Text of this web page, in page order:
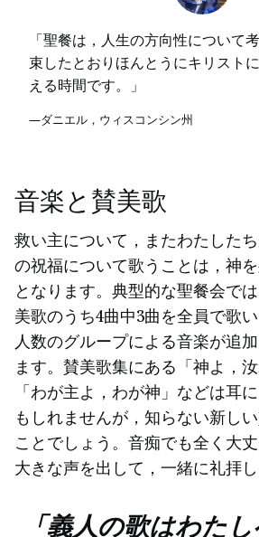
「聖餐は，人生の方向性について
束したとおりほんとうにキリスト
える時間です。」
—ダニエル，ウィスコンシン州
音楽と賛美歌
救い主について，またわたした
の祝福について歌うことは，神
となります。典型的な聖餐会で
美歌のうち4曲中3曲を全員で歌
人数のグループによる音楽が追
ます。賛美歌集にある「神よ，
「わが主よ，わが神」などは耳
もしれませんが，知らない新し
ことでしょう。音痴でも全く大
大きな声を出して，一緒に礼拝し
「義人の歌はわた